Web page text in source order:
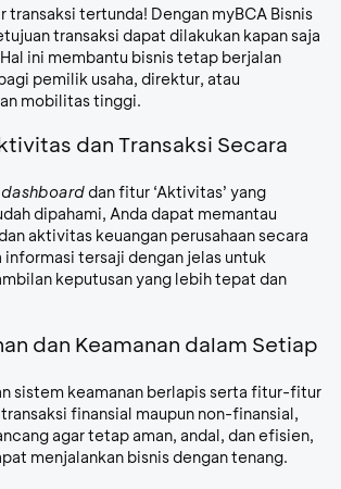
transaksi tertunda! Dengan myBCA Bisnis
transaksi dapat dilakukan kapan saja
ini membantu bisnis tetap berjalan
pemilik usaha, direktur, atau
mobilitas tinggi.
dan Transaksi Secara
dashboarddan fitur ‘Aktivitas’ yang
dipahami, Anda dapat memantau
aktivitas keuangan perusahaan secara
informasi tersaji dengan jelas untuk
keputusan yang lebih tepat dan
dan Keamanan dalam Setiap
sistem keamanan berlapis serta fitur-fitur
finansial maupun non-finansial,
agar tetap aman, andal, dan efisien,
menjalankan bisnis dengan tenang.